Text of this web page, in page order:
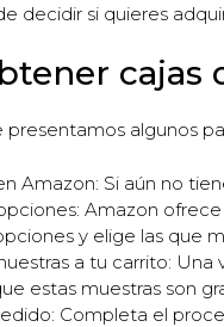
decidir si quieres
cajas
algunos
Amazon: Si aún no
Amazon
y elige las que
a tu carrito:
estas muestras son
Completa el